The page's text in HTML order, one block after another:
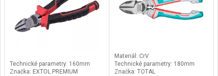
Technické parametry: 160mm
Značka: EXTOL PREMIUM
Materiál: CrV
Technické parametry: 180mm
Značka: TOTAL